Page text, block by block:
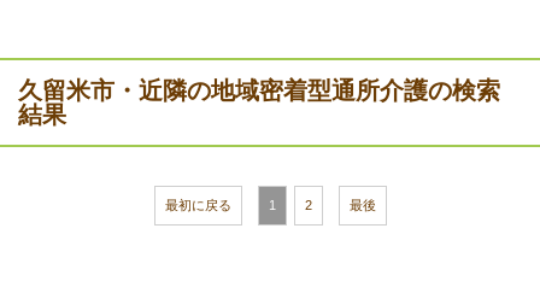
久留米市・近隣の地域密着型通所介護の検索
結果
最初に戻る 1 2 最後